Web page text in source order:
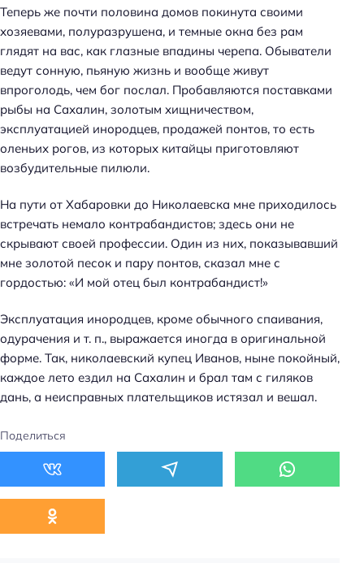
Теперь же почти половина домов покинута своими
хозяевами, полуразрушена, и темные окна без рам
глядят на вас, как глазные впадины черепа. Обыватели
ведут сонную, пьяную жизнь и вообще живут
впроголодь, чем бог послал. Пробавляются поставками
рыбы на Сахалин, золотым хищничеством,
эксплуатацией инородцев, продажей понтов, то есть
оленьих рогов, из которых китайцы приготовляют
возбудительные пилюли.
На пути от Хабаровки до Николаевска мне приходилось
встречать немало контрабандистов; здесь они не
скрывают своей профессии. Один из них, показывавший
мне золотой песок и пару понтов, сказал мне с
гордостью: «И мой отец был контрабандист!»
Эксплуатация инородцев, кроме обычного спаивания,
одурачения и т. п., выражается иногда в оригинальной
форме. Так, николаевский купец Иванов, ныне покойный,
каждое лето ездил на Сахалин и брал там с гиляков
дань, а неисправных плательщиков истязал и вешал.
Поделиться